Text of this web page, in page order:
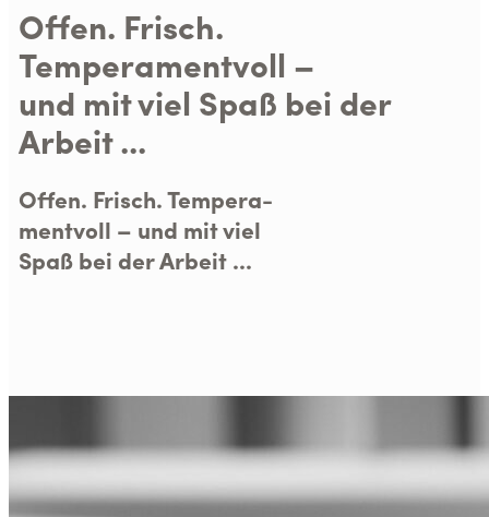
Offen. Frisch.
Temperamentvoll –
und mit viel Spaß bei der
Arbeit ...
Offen. Frisch. Tempera-
mentvoll – und mit viel
Spaß bei der Arbeit ...